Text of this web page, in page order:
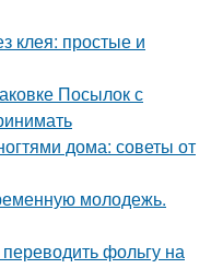
клея: простые и
Посылок с
дома: советы от
молодежь.
фольгу на